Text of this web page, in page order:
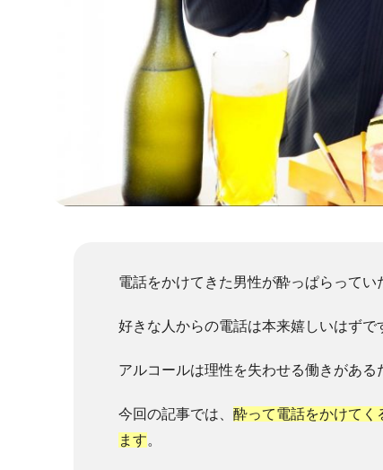
電話をかけてきた男性が酔っぱらってい
好きな人からの電話は本来嬉しいはずで
アルコールは理性を失わせる働きがある
今回の記事では、 酔って電話をかけてく
ます。